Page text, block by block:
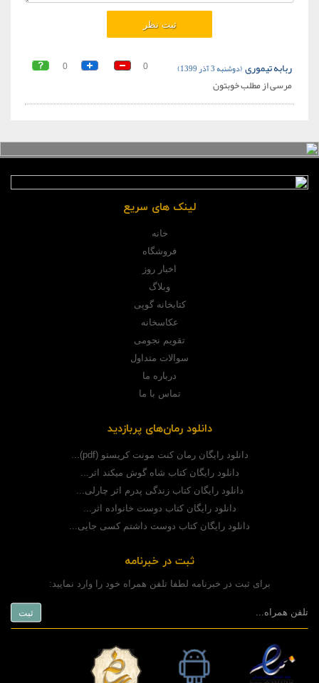
0 0 ربابه تیموری(دوشنبه 3 آذر 1399)
مرسی از مطلب خوبتون
لینک های سریع
خانه
فروشگاه
اخبار روز
وبلاگ
کتابخانه گوپی
عکاسخانه
تقویم نجومی
سوالات متداول
درباره ما
تماس با ما
دانلود رمان‌های پربازدید
دانلود رایگان رمان کنت مونت کریستو (pdf)...
دانلود رایگان کتاب شاه گوش میکند اثر...
دانلود رایگان کتاب زندگی پدرم اثر چارلی...
دانلود رایگان کتاب دوست خانواده اثر...
دانلود رایگان کتاب دوست داشتم کسی جایی...
ثبت در خبرنامه
برای ثبت در خبرنامه لطفا تلفن همراه خود را وارد نمایید: